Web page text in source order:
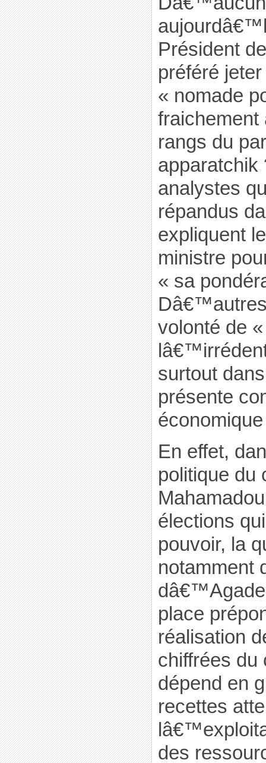
Président
préféré
« nomade
fraichement
rangs du
apparatchik
analystes
répandus
expliquent
ministre
« sa
volonté de
surtout
présente
En effet,
politique du
élections
pouvoir, la
notamment
place
réalisation
chiffrées du
dépend en
recettes
des